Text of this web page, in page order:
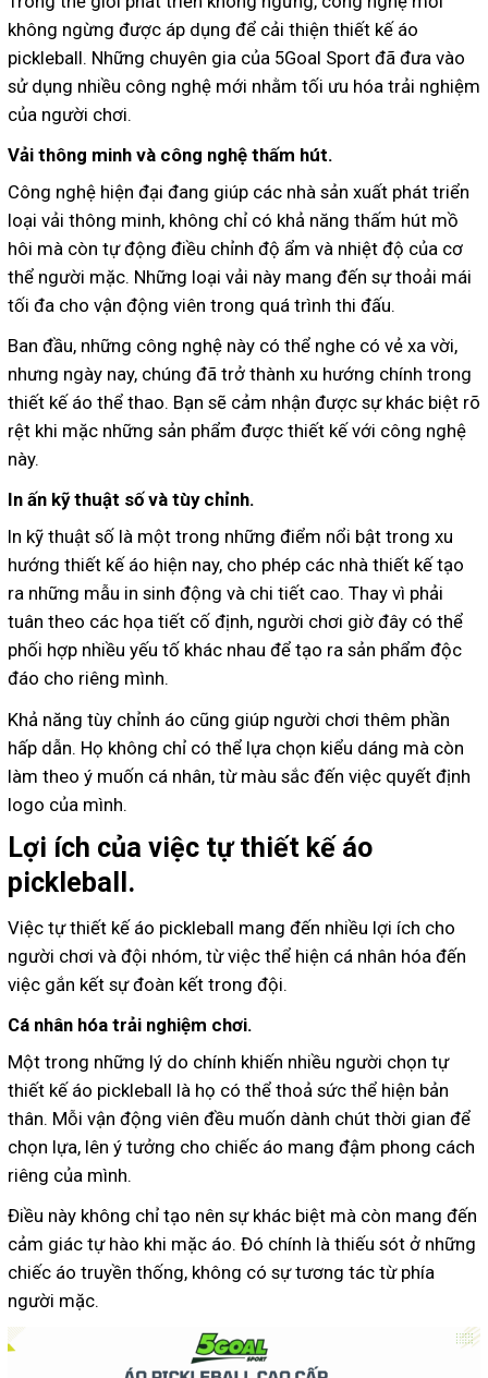
không ngừng được áp dụng để cải thiện thiết kế áo
pickleball. Những chuyên gia của 5Goal Sport đã đưa vào
sử dụng nhiều công nghệ mới nhằm tối ưu hóa trải nghiệm
của người chơi.
Vải thông minh và công nghệ thấm hút.
Công nghệ hiện đại đang giúp các nhà sản xuất phát triển
loại vải thông minh, không chỉ có khả năng thấm hút mồ
hôi mà còn tự động điều chỉnh độ ẩm và nhiệt độ của cơ
thể người mặc. Những loại vải này mang đến sự thoải mái
tối đa cho vận động viên trong quá trình thi đấu.
Ban đầu, những công nghệ này có thể nghe có vẻ xa vời,
nhưng ngày nay, chúng đã trở thành xu hướng chính trong
thiết kế áo thể thao. Bạn sẽ cảm nhận được sự khác biệt rõ
rệt khi mặc những sản phẩm được thiết kế với công nghệ
này.
In ấn kỹ thuật số và tùy chỉnh.
In kỹ thuật số là một trong những điểm nổi bật trong xu
hướng thiết kế áo hiện nay, cho phép các nhà thiết kế tạo
ra những mẫu in sinh động và chi tiết cao. Thay vì phải
tuân theo các họa tiết cố định, người chơi giờ đây có thể
phối hợp nhiều yếu tố khác nhau để tạo ra sản phẩm độc
đáo cho riêng mình.
Khả năng tùy chỉnh áo cũng giúp người chơi thêm phần
hấp dẫn. Họ không chỉ có thể lựa chọn kiểu dáng mà còn
làm theo ý muốn cá nhân, từ màu sắc đến việc quyết định
logo của mình.
Lợi ích của việc tự thiết kế áo
pickleball.
Việc tự thiết kế áo pickleball mang đến nhiều lợi ích cho
người chơi và đội nhóm, từ việc thể hiện cá nhân hóa đến
việc gắn kết sự đoàn kết trong đội.
Cá nhân hóa trải nghiệm chơi.
Một trong những lý do chính khiến nhiều người chọn tự
thiết kế áo pickleball là họ có thể thoả sức thể hiện bản
thân. Mỗi vận động viên đều muốn dành chút thời gian để
chọn lựa, lên ý tưởng cho chiếc áo mang đậm phong cách
riêng của mình.
Điều này không chỉ tạo nên sự khác biệt mà còn mang đến
cảm giác tự hào khi mặc áo. Đó chính là thiếu sót ở những
chiếc áo truyền thống, không có sự tương tác từ phía
người mặc.